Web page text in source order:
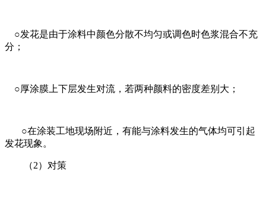
○发花是由于涂料中颜色分散不均匀或调色时色浆混合不充
分；
○厚涂膜上下层发生对流，若两种颜料的密度差别大；
○在涂装工地现场附近，有能与涂料发生的气体均可引起
发花现象。
（2）对策